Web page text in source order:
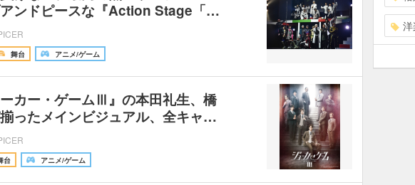
ンドピースな『Action Stage「…
舞台 アニメ/ゲーム
カー・ゲームⅢ』の本田礼生、橋
ったメインビジュアル、全キャ…
台 アニメ/ゲーム